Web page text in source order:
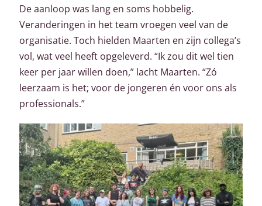
De aanloop was lang en soms hobbelig.
Veranderingen in het team vroegen veel van de
organisatie. Toch hielden Maarten en zijn collega’s
vol, wat veel heeft opgeleverd. “Ik zou dit wel tien
keer per jaar willen doen,” lacht Maarten. “Zó
leerzaam is het; voor de jongeren én voor ons als
professionals.”